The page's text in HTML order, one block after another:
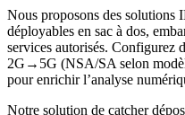
Nous proposons des solutions
déployables en sac à dos,
services autorisés. Configurez
2G→5G (NSA/SA selon
pour enrichir l’analyse
Notre solution de catcher